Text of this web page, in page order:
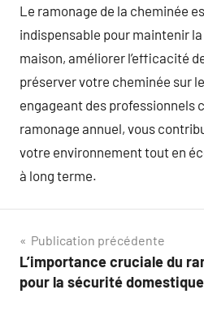
Le ramonage de la cheminée
indispensable pour maintenir
maison, améliorer l’efficacité
préserver votre cheminée sur
engageant des professionnels
ramonage annuel, vous
votre environnement tout en
à long terme.
Navigation
de
Publication précédente
L’importance cruciale du
pour la sécurité